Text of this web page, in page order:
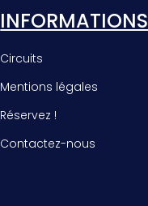
INFORMATIONS
Circuits
Mentions légales
Réservez !
Contactez-nous